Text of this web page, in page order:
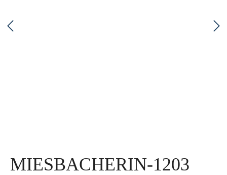
MIESBACHERIN-1203